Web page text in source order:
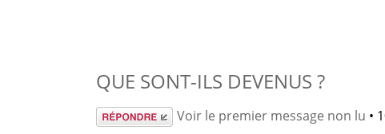
QUE SONT-ILS DEVENUS ?
Répondre Voir le premier message non lu •